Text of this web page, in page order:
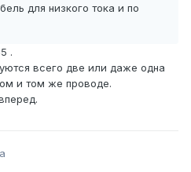
для низкого тока и по
.
всего две или даже одна
и том же проводе.